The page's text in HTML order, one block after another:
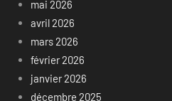
mai 2026
avril 2026
mars 2026
février 2026
janvier 2026
décembre 2025